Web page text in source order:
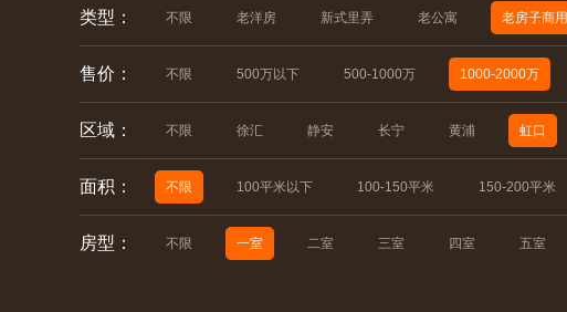
类型： 不限 老洋房 新式里弄 老公寓 老房子商用
售价： 不限 500万以下 500-1000万 1000-2000万
区域： 不限 徐汇 静安 长宁 黄浦 虹口
面积： 不限 100平米以下 100-150平米 150-200平米
房型： 不限 一室 二室 三室 四室 五室